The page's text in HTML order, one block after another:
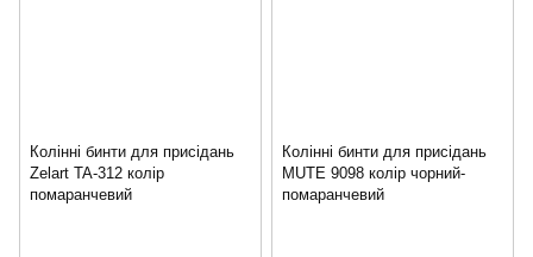
Колінні бинти для присідань
Zelart TA-312 колір
помаранчевий
Колінні бинти для присідань
MUTE 9098 колір чорний-
помаранчевий